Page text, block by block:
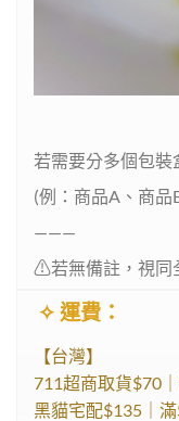
若需要分多個包裝
(例：商品A、商品
———
⚠︎︎若無備註，視同
✧ 運費：
【台灣】
711超商取貨$70
黑貓宅配$135｜